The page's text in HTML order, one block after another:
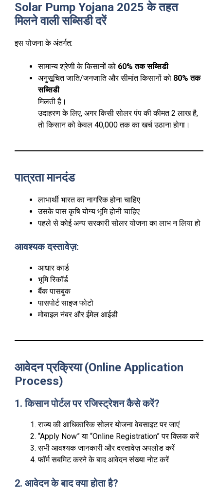
Solar Pump Yojana 2025 के तहत
मिलने वाली सब्सिडी दरें
इस योजना के अंतर्गत:
सामान्य श्रेणी के किसानों को 60% तक सब्सिडी
अनुसूचित जाति/जनजाति और सीमांत किसानों को 80% तक
सब्सिडी
मिलती है।
उदाहरण के लिए, अगर किसी सोलर पंप की कीमत ₹2 लाख है,
तो किसान को केवल ₹40,000 तक का खर्च उठाना होगा।
पात्रता मानदंड
लाभार्थी भारत का नागरिक होना चाहिए
उसके पास कृषि योग्य भूमि होनी चाहिए
पहले से कोई अन्य सरकारी सोलर योजना का लाभ न लिया हो
आवश्यक दस्तावेज़:
आधार कार्ड
भूमि रिकॉर्ड
बैंक पासबुक
पासपोर्ट साइज फोटो
मोबाइल नंबर और ईमेल आईडी
आवेदन प्रक्रिया (Online Application
Process)
1. किसान पोर्टल पर रजिस्ट्रेशन कैसे करें?
राज्य की आधिकारिक सोलर योजना वेबसाइट पर जाएं
“Apply Now” या “Online Registration” पर क्लिक करें
सभी आवश्यक जानकारी और दस्तावेज़ अपलोड करें
फॉर्म सबमिट करने के बाद आवेदन संख्या नोट करें
2. आवेदन के बाद क्या होता है?